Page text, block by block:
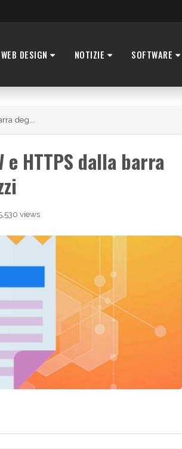
WEB DESIGN NOTIZIE SOFTWARE
deg...
e HTTPS dalla barra
views